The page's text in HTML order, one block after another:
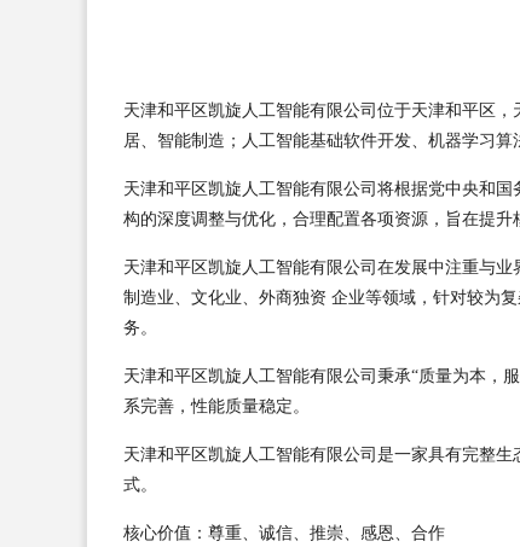
天津和平区凯旋人工智能有限公司位于天津和平区
居、智能制造；人工智能基础软件开发、机器学习
天津和平区凯旋人工智能有限公司将根据党中央和
构的深度调整与优化，合理配置各项资源，旨在提
天津和平区凯旋人工智能有限公司在发展中注重与
制造业、文化业、外商独资 企业等领域，针对较为
务。
天津和平区凯旋人工智能有限公司秉承“质量为本，
系完善，性能质量稳定。
天津和平区凯旋人工智能有限公司是一家具有完整
式。
核心价值：尊重、诚信、推崇、感恩、合作